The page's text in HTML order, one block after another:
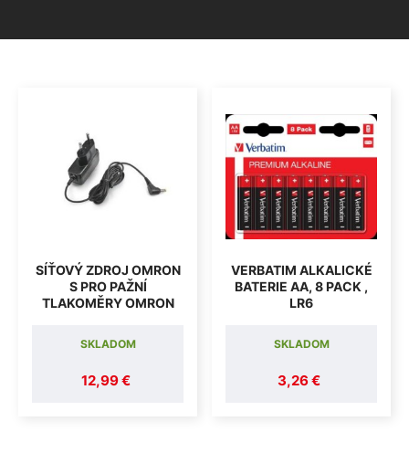
SÍŤOVÝ ZDROJ OMRON
S PRO PAŽNÍ
TLAKOMĚRY OMRON
12,99 €
SKLADOM
VERBATIM ALKALICKÉ
BATERIE AA, 8 PACK ,
LR6
3,26 €
SKLADOM